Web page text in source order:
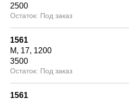
2500
Под заказ
1561
М
17 1200
3500
Под заказ
1561